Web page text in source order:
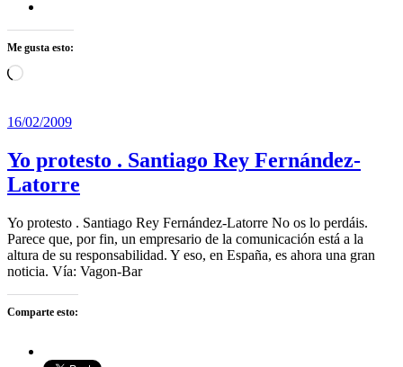
Me gusta esto:
Cargando...
16/02/2009
Yo protesto . Santiago Rey Fernández-
Latorre
Yo protesto . Santiago Rey Fernández-Latorre No os lo perdáis.
Parece que, por fin, un empresario de la comunicación está a la
altura de su responsabilidad. Y eso, en España, es ahora una gran
noticia. Vía: Vagon-Bar
Comparte esto: